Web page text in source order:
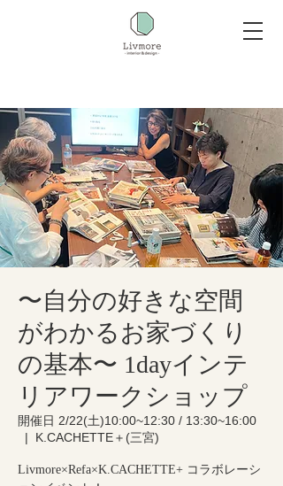
〜自分の好きな空間
がわかるお家づくり
の基本〜 1dayインテ
リアワークショップ
開催日 2/22(土)10:00~12:30 / 13:30~16:00
  |
K.CACHETTE＋(三宮)
Livmore×Refa×K.CACHETTE+ コラボレーシ